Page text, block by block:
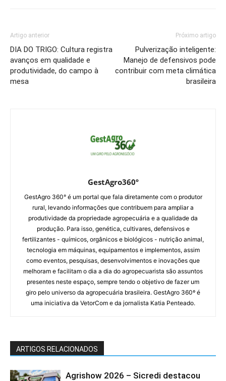
Artigo anterior
DIA DO TRIGO: Cultura registra
avanços em qualidade e
produtividade, do campo à
mesa
Próximo artigo
Pulverização inteligente:
Manejo de defensivos pode
contribuir com meta climática
brasileira
GestAgro360º
GestAgro 360° é um portal que fala diretamente com o produtor
rural, levando informações que contribuem para ampliar a
produtividade da propriedade agropecuária e a qualidade da
produção. Para isso, genética, cultivares, defensivos e
fertilizantes - químicos, orgânicos e biológicos - nutrição animal,
tecnologia em máquinas, equipamentos e implementos, assim
como eventos, pesquisas, desenvolvimentos e inovações que
melhoram e facilitam o dia a dia do agropecuarista são assuntos
presentes neste espaço, sempre tendo o objetivo de fazer um
giro pelo universo da agropecuária brasileira. GestAgro 360º é
uma iniciativa da VetorCom e da jornalista Katia Penteado.
ARTIGOS RELACIONADOS
Agrishow 2026 – Sicredi destacou